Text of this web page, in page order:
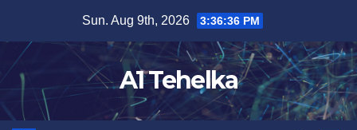
content
Sun. Aug 9th, 2026 3:36:37 PM
A1 Tehelka